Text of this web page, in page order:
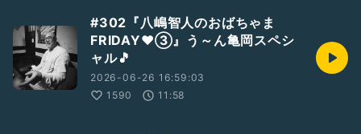
#302『八嶋智人のおばちゃま
FRIDAY❤️③』う～ん亀岡スペシ
ャル🎵
2026-06-26 16:59:03
1590
11:58